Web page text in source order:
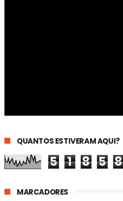
QUANTOS ESTIVERAM AQUI?
5 1 8 5 8
MARCADORES